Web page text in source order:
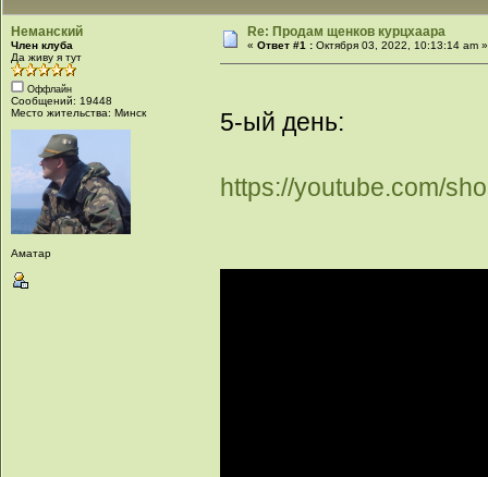
Неманский
Член клуба
Да живу я тут
Оффлайн
Сообщений: 19448
Место жительства: Минск
Аматар
Re: Продам щенков курцхаара
«Ответ #1 : Октября 03, 2022, 10:13:14 am »
5-ый день:
https://youtube.com/